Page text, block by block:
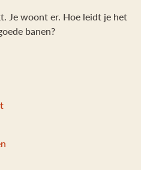
Je woont er. Hoe leidt je het
banen?